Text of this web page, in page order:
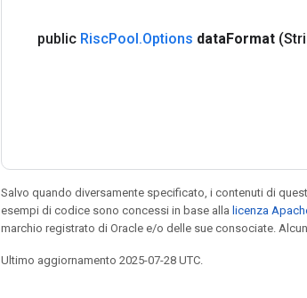
public RiscPool.Options dataFormat
Salvo quando diversamente specificato, i contenuti di
esempi di codice sono concessi in base alla licenza
marchio registrato di Oracle e/o delle sue consociate.
Ultimo aggiornamento 2025-07-28 UTC.